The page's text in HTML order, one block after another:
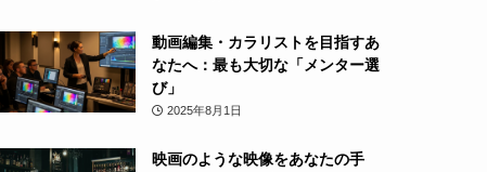
動画編集・カラリストを目指すあ
なたへ：最も大切な「メンター選
び」
2025年8月1日
映画のような映像をあなたの手